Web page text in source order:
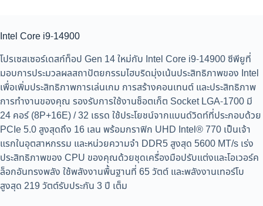
Intel Core i9-14900
โปรเซสเซอร์เดสก์ท็อป Gen 14 ใหม่กับ Intel Core i9-14900 ซีพียูที่
มอบการประมวลผลสถาปัตยกรรมไฮบริดมุ่งเน้นประสิทธิภาพของ Intel
เพื่อเพิ่มประสิทธิภาพการเล่นเกม การสร้างคอนเทนต์ และประสิทธิภาพ
การทำงานของคุณ รองรับการใช้งานซ็อตเก็ต Socket LGA-1700 มี
24 คอร์ (8P+16E) / 32 เธรด ใช้ประโยชน์จากแบนด์วิดท์ที่ประกอบด้วย
PCIe 5.0 สูงสุดถึง 16 เลน พร้อมกราฟิก UHD Intel® 770 เป็นเจ้า
แรกในอุตสาหกรรม และหน่วยความจำ DDR5 สูงสุด 5600 MT/s เร่ง
ประสิทธิภาพของ CPU ของคุณด้วยชุดเครื่องมือปรับแต่งและโอเวอร์ค
ล็อกอันทรงพลัง ใช้พลังงานพื้นฐานที่ 65 วัตต์ และพลังงานเทอร์โบ
สูงสุด 219 วัตต์รับประกัน 3 ปี เต็ม